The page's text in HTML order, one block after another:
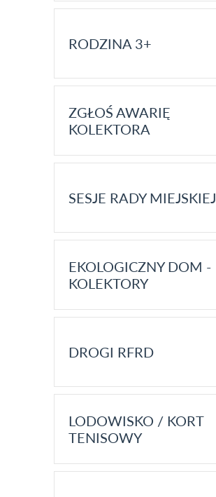
RODZINA 3+
ZGŁOŚ AWARIĘ
KOLEKTORA
SESJE RADY MIEJSKIEJ
EKOLOGICZNY DOM -
KOLEKTORY
DROGI RFRD
LODOWISKO / KORT
TENISOWY